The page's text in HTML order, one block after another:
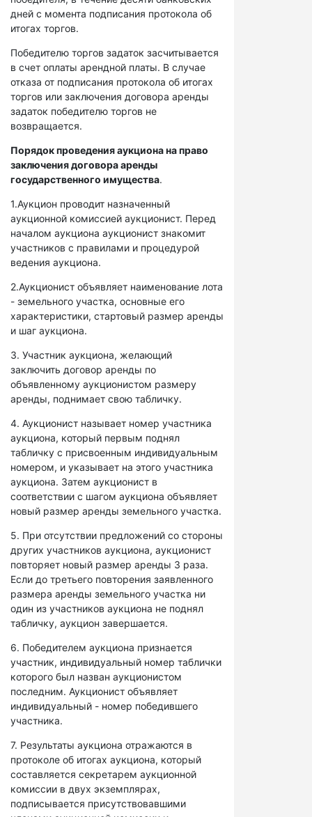
дней с момента подписания протокола об
итогах торгов.
Победителю торгов задаток засчитывается
в счет оплаты арендной платы. В случае
отказа от подписания протокола об итогах
торгов или заключения договора аренды
задаток победителю торгов не
возвращается.
Порядок проведения аукциона на право
заключения договора аренды
государственного имущества.
1.Аукцион проводит назначенный
аукционной комиссией аукционист. Перед
началом аукциона аукционист знакомит
участников с правилами и процедурой
ведения аукциона.
2.Аукционист объявляет наименование лота
- земельного участка, основные его
характеристики, стартовый размер аренды
и шаг аукциона.
3. Участник аукциона, желающий
заключить договор аренды по
объявленному аукционистом размеру
аренды, поднимает свою табличку.
4. Аукционист называет номер участника
аукциона, который первым поднял
табличку с присвоенным индивидуальным
номером, и указывает на этого участника
аукциона. Затем аукционист в
соответствии с шагом аукциона объявляет
новый размер аренды земельного участка.
5. При отсутствии предложений со стороны
других участников аукциона, аукционист
повторяет новый размер аренды 3 раза.
Если до третьего повторения заявленного
размера аренды земельного участка ни
один из участников аукциона не поднял
табличку, аукцион завершается.
6. Победителем аукциона признается
участник, индивидуальный номер таблички
которого был назван аукционистом
последним. Аукционист объявляет
индивидуальный - номер победившего
участника.
7. Результаты аукциона отражаются в
протоколе об итогах аукциона, который
составляется секретарем аукционной
комиссии в двух экземплярах,
подписывается присутствовавшими